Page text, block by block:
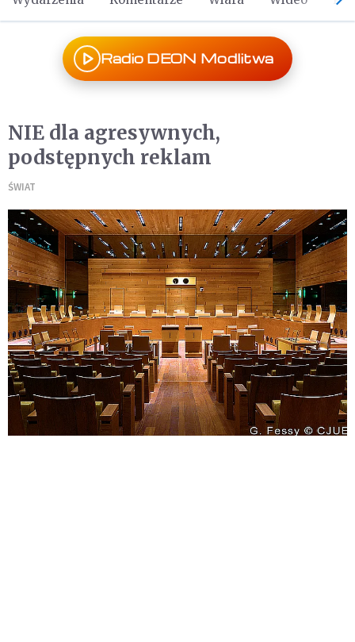
Radio DEON Modlitwa
NIE dla agresywnych,
podstępnych reklam
ŚWIAT